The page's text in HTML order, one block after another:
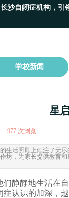
沙自闭症机构，引
学校新闻
星
977 次浏览
生活照顾上倾注了无
坊，为家长提供教育
静静地生活在
认识的加深，